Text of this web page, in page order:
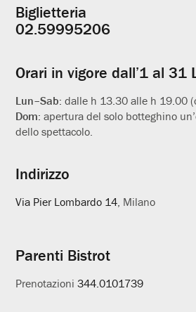
Informazioni
utili
Biglietteria
02.59995206
Orari in vigore dall’1 al 31
Lun–Sab:dalle h 13.30 alle h 19.00
Dom:apertura del solo botteghino
dello spettacolo.
Indirizzo
Via Pier Lombardo 14, Milano
Parenti Bistrot
Prenotazioni344.0101739